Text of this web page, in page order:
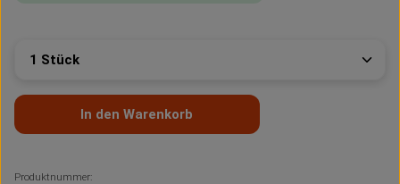
Produkt Anzahl: Gib den gewünschten Wert ein
In den Warenkorb
Produktnummer: